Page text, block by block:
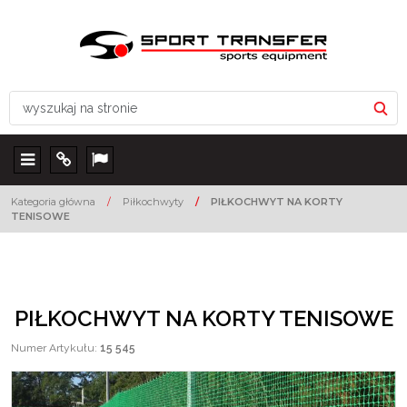
Menu Info Lang
Kategoria główna / Piłkochwyty /
PIŁKOCHWYT NA KORTY
TENISOWE
PIŁKOCHWYT NA KORTY TENISOWE
Numer Artykułu: 15 545